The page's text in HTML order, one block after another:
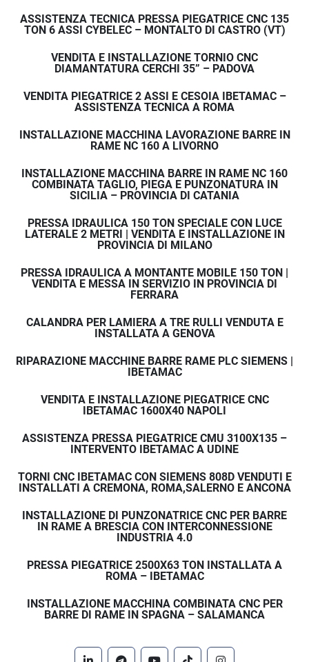
ASSISTENZA TECNICA PRESSA PIEGATRICE CNC 135
TON 6 ASSI CYBELEC – MONTALTO DI CASTRO (VT)
VENDITA E INSTALLAZIONE TORNIO CNC
DIAMANTATURA CERCHI 35” – PADOVA
VENDITA PIEGATRICE 2 ASSI E CESOIA IBETAMAC –
ASSISTENZA TECNICA A ROMA
INSTALLAZIONE MACCHINA LAVORAZIONE BARRE IN
RAME NC 160 A LIVORNO
INSTALLAZIONE MACCHINA BARRE IN RAME NC 160
COMBINATA TAGLIO, PIEGA E PUNZONATURA IN
SICILIA – PROVINCIA DI CATANIA
PRESSA IDRAULICA 150 TON SPECIALE CON LUCE
LATERALE 2 METRI | VENDITA E INSTALLAZIONE IN
PROVINCIA DI MILANO
PRESSA IDRAULICA A MONTANTE MOBILE 150 TON |
VENDITA E MESSA IN SERVIZIO IN PROVINCIA DI
FERRARA
CALANDRA PER LAMIERA A TRE RULLI VENDUTA E
INSTALLATA A GENOVA
RIPARAZIONE MACCHINE BARRE RAME PLC SIEMENS |
IBETAMAC
VENDITA E INSTALLAZIONE PIEGATRICE CNC
IBETAMAC 1600X40 NAPOLI
ASSISTENZA PRESSA PIEGATRICE CMU 3100X135 –
INTERVENTO IBETAMAC A UDINE
TORNI CNC IBETAMAC CON SIEMENS 808D VENDUTI E
INSTALLATI A CREMONA, ROMA,SALERNO E ANCONA
INSTALLAZIONE DI PUNZONATRICE CNC PER BARRE
IN RAME A BRESCIA CON INTERCONNESSIONE
INDUSTRIA 4.0
PRESSA PIEGATRICE 2500X63 TON INSTALLATA A
ROMA – IBETAMAC
INSTALLAZIONE MACCHINA COMBINATA CNC PER
BARRE DI RAME IN SPAGNA – SALAMANCA